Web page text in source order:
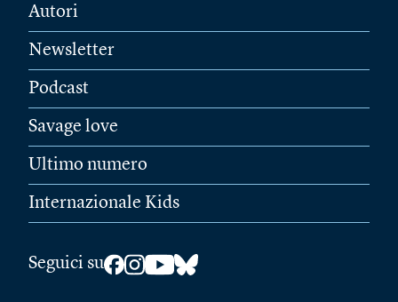
Autori
Newsletter
Podcast
Savage love
Ultimo numero
Internazionale Kids
Seguici su